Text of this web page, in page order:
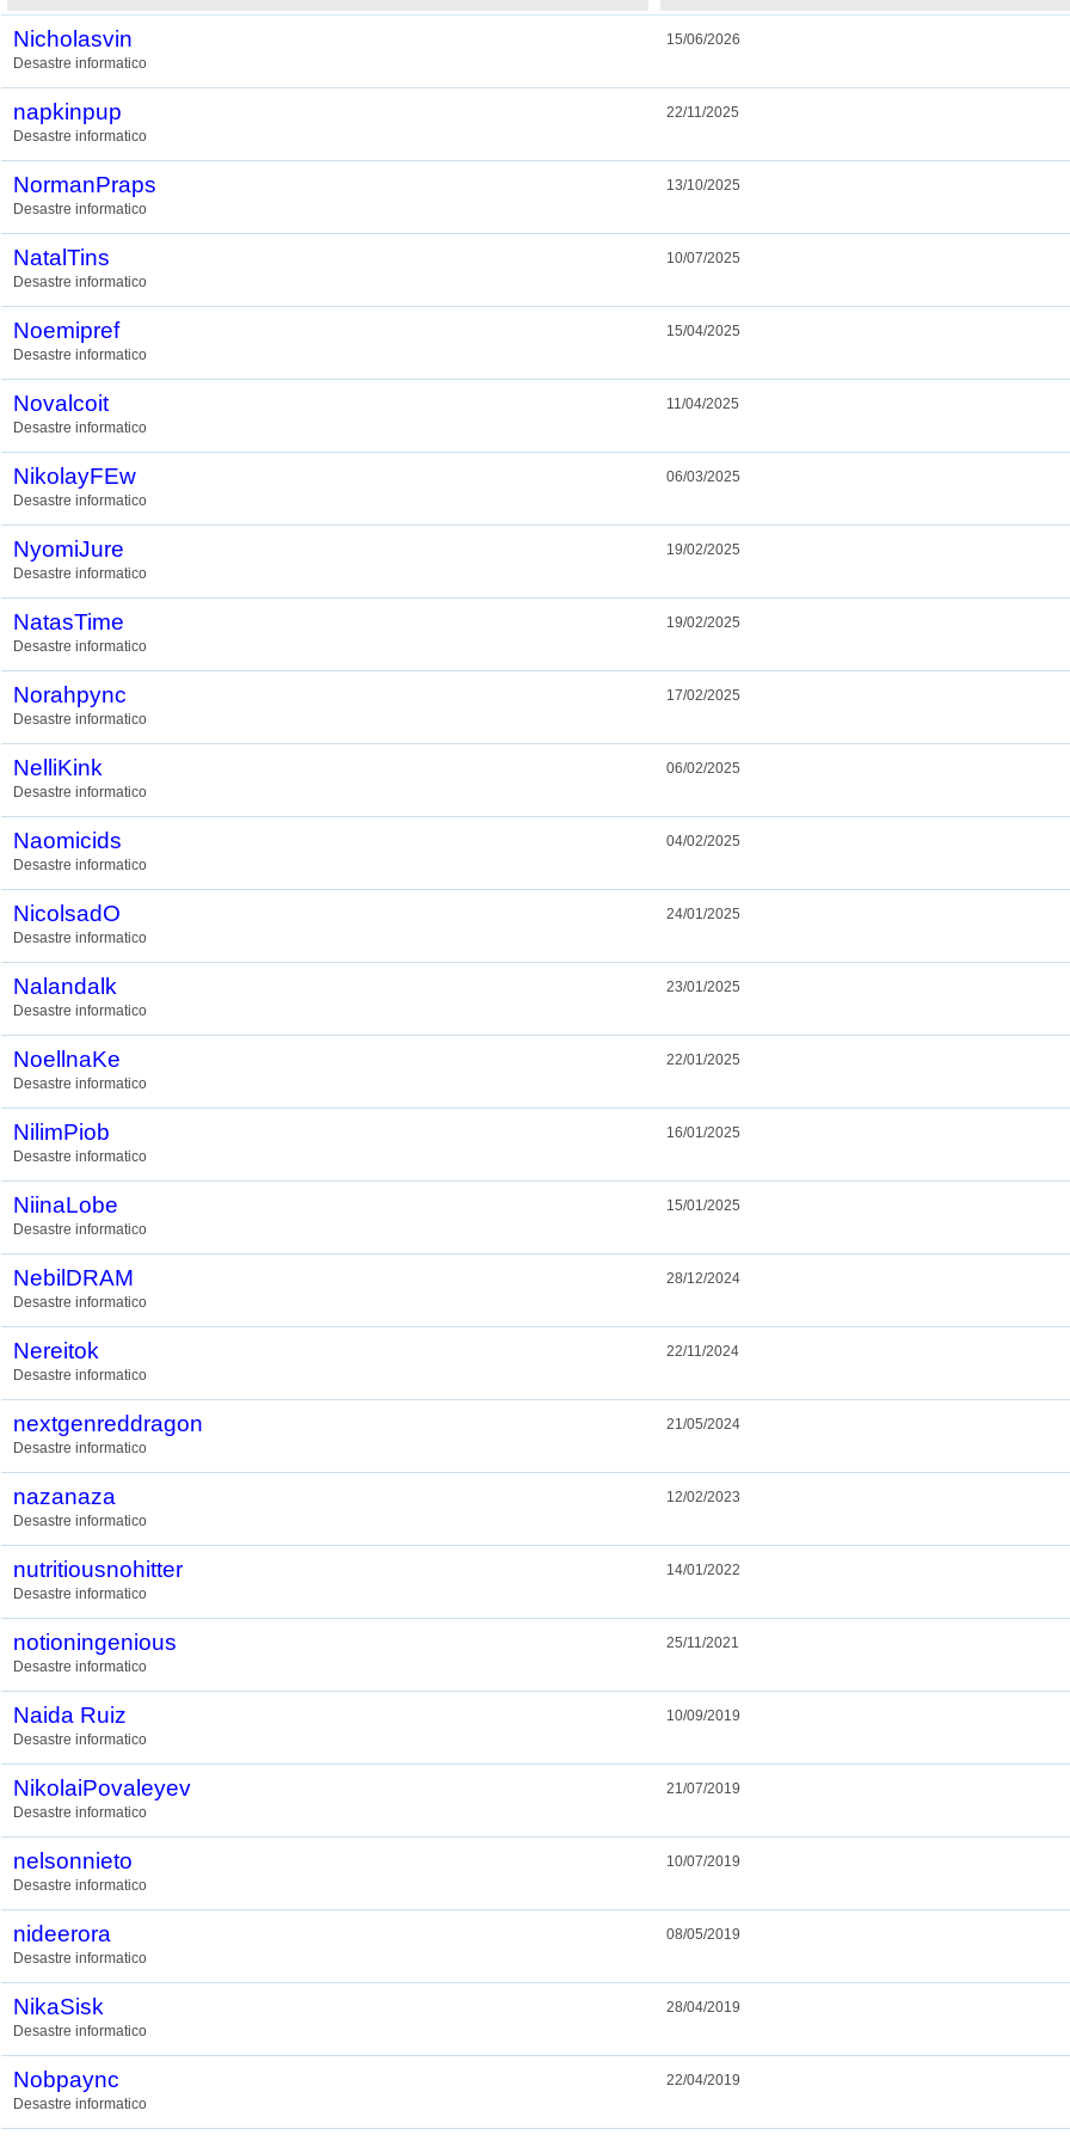
Nicholasvin
Desastre informatico
15/06/2026
napkinpup
Desastre informatico
22/11/2025
NormanPraps
Desastre informatico
13/10/2025
NatalTins
Desastre informatico
10/07/2025
Noemipref
Desastre informatico
15/04/2025
Novalcoit
Desastre informatico
11/04/2025
NikolayFEw
Desastre informatico
06/03/2025
NyomiJure
Desastre informatico
19/02/2025
NatasTime
Desastre informatico
19/02/2025
Norahpync
Desastre informatico
17/02/2025
NelliKink
Desastre informatico
06/02/2025
Naomicids
Desastre informatico
04/02/2025
NicolsadO
Desastre informatico
24/01/2025
Nalandalk
Desastre informatico
23/01/2025
NoellnaKe
Desastre informatico
22/01/2025
NilimPiob
Desastre informatico
16/01/2025
NiinaLobe
Desastre informatico
15/01/2025
NebilDRAM
Desastre informatico
28/12/2024
Nereitok
Desastre informatico
22/11/2024
nextgenreddragon
Desastre informatico
21/05/2024
nazanaza
Desastre informatico
12/02/2023
nutritiousnohitter
Desastre informatico
14/01/2022
notioningenious
Desastre informatico
25/11/2021
Naida Ruiz
Desastre informatico
10/09/2019
NikolaiPovaleyev
Desastre informatico
21/07/2019
nelsonnieto
Desastre informatico
10/07/2019
nideerora
Desastre informatico
08/05/2019
NikaSisk
Desastre informatico
28/04/2019
Nobpaync
Desastre informatico
22/04/2019